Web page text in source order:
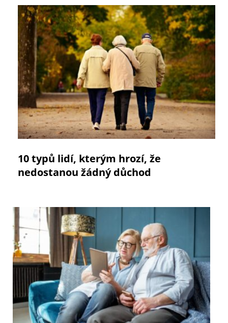
10 typů lidí, kterým hrozí, že
nedostanou žádný důchod